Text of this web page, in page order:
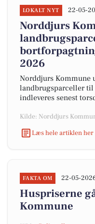
LOKALT NYT 22-05-
Norddjurs
2026
Norddjurs Kommune
landbrugsparceller
indleveres senest
Kilde: Norddjurs
Læs hele artiklen her
FAKTA OM 22-05-
Huspriserne
Kommune